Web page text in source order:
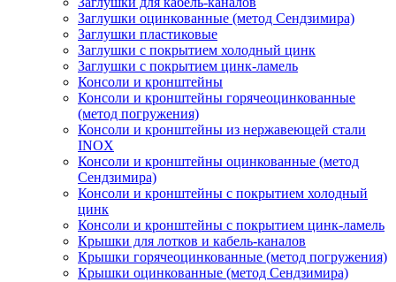
Заглушки оцинкованные (метод Сендзимира)
Заглушки пластиковые
Заглушки с покрытием холодный цинк
Заглушки с покрытием цинк-ламель
Консоли и кронштейны
Консоли и кронштейны горячеоцинкованные
(метод погружения)
Консоли и кронштейны из нержавеющей стали
INOX
Консоли и кронштейны оцинкованные (метод
Сендзимира)
Консоли и кронштейны с покрытием холодный
цинк
Консоли и кронштейны с покрытием цинк-ламель
Крышки для лотков и кабель-каналов
Крышки горячеоцинкованные (метод погружения)
Крышки оцинкованные (метод Сендзимира)